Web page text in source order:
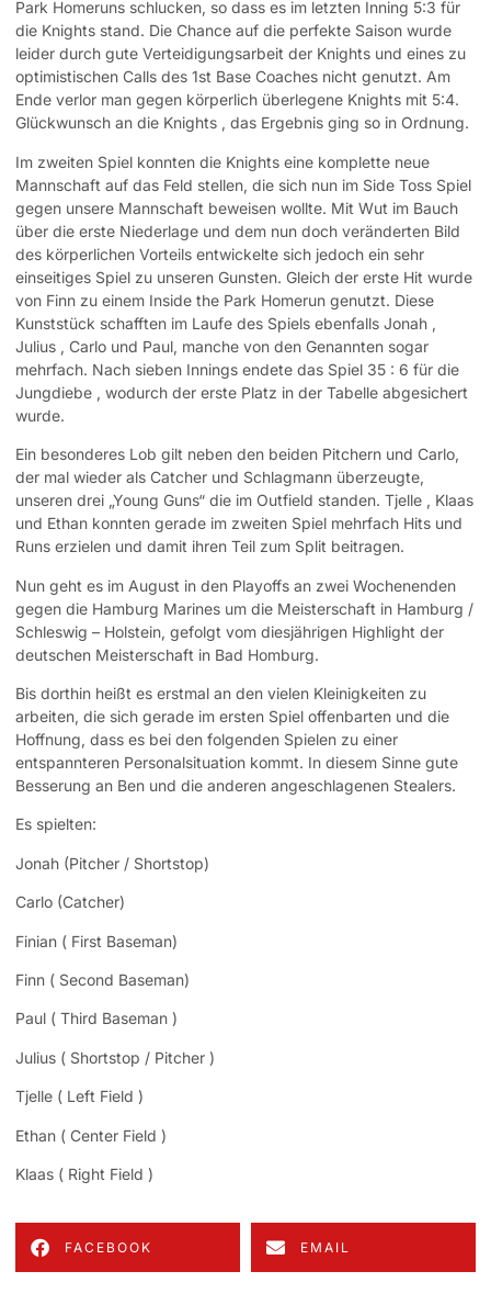
Park Homeruns schlucken, so dass es im letzten Inning 5:3 für
die Knights stand. Die Chance auf die perfekte Saison wurde
leider durch gute Verteidigungsarbeit der Knights und eines zu
optimistischen Calls des 1st Base Coaches nicht genutzt. Am
Ende verlor man gegen körperlich überlegene Knights mit 5:4.
Glückwunsch an die Knights , das Ergebnis ging so in Ordnung.
Im zweiten Spiel konnten die Knights eine komplette neue
Mannschaft auf das Feld stellen, die sich nun im Side Toss Spiel
gegen unsere Mannschaft beweisen wollte. Mit Wut im Bauch
über die erste Niederlage und dem nun doch veränderten Bild
des körperlichen Vorteils entwickelte sich jedoch ein sehr
einseitiges Spiel zu unseren Gunsten. Gleich der erste Hit wurde
von Finn zu einem Inside the Park Homerun genutzt. Diese
Kunststück schafften im Laufe des Spiels ebenfalls Jonah ,
Julius , Carlo und Paul, manche von den Genannten sogar
mehrfach. Nach sieben Innings endete das Spiel 35 : 6 für die
Jungdiebe , wodurch der erste Platz in der Tabelle abgesichert
wurde.
Ein besonderes Lob gilt neben den beiden Pitchern und Carlo,
der mal wieder als Catcher und Schlagmann überzeugte,
unseren drei „Young Guns“ die im Outfield standen. Tjelle , Klaas
und Ethan konnten gerade im zweiten Spiel mehrfach Hits und
Runs erzielen und damit ihren Teil zum Split beitragen.
Nun geht es im August in den Playoffs an zwei Wochenenden
gegen die Hamburg Marines um die Meisterschaft in Hamburg /
Schleswig – Holstein, gefolgt vom diesjährigen Highlight der
deutschen Meisterschaft in Bad Homburg.
Bis dorthin heißt es erstmal an den vielen Kleinigkeiten zu
arbeiten, die sich gerade im ersten Spiel offenbarten und die
Hoffnung, dass es bei den folgenden Spielen zu einer
entspannteren Personalsituation kommt. In diesem Sinne gute
Besserung an Ben und die anderen angeschlagenen Stealers.
Es spielten:
Jonah (Pitcher / Shortstop)
Carlo (Catcher)
Finian ( First Baseman)
Finn ( Second Baseman)
Paul ( Third Baseman )
Julius ( Shortstop / Pitcher )
Tjelle ( Left Field )
Ethan ( Center Field )
Klaas ( Right Field )
FACEBOOK EMAIL